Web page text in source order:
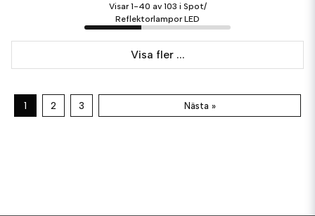
Visar 1-40 av 103 i Spot/
Reflektorlampor LED
Visa fler ...
1 2 3 Nästa »